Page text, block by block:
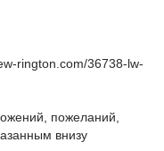
rington.com/36738-lw-
пожеланий,
внизу